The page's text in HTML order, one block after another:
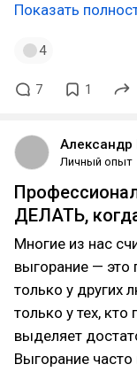
Показать
4
7 1
Александр
Личный опыт
ДЕЛАТЬ,
Многие из нас
выгорание — это
только у других
только у тех,
выделяет
Выгорание